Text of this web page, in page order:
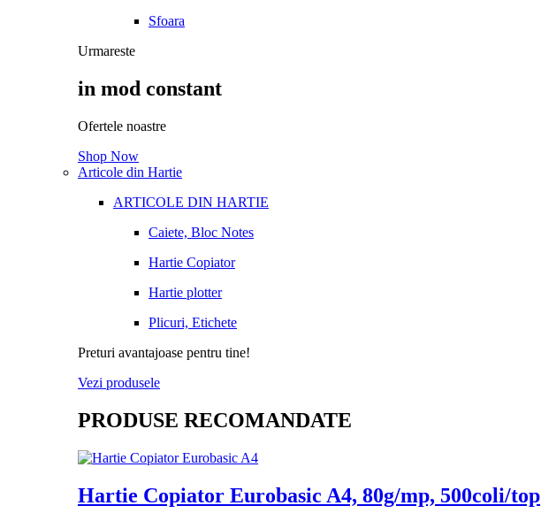
Sfoara
Urmareste
in mod constant
Ofertele noastre
Shop Now
Articole din Hartie
ARTICOLE DIN HARTIE
Caiete, Bloc Notes
Hartie Copiator
Hartie plotter
Plicuri, Etichete
Preturi avantajoase pentru tine!
Vezi produsele
PRODUSE RECOMANDATE
Hartie Copiator Eurobasic A4, 80g/mp, 500coli/top